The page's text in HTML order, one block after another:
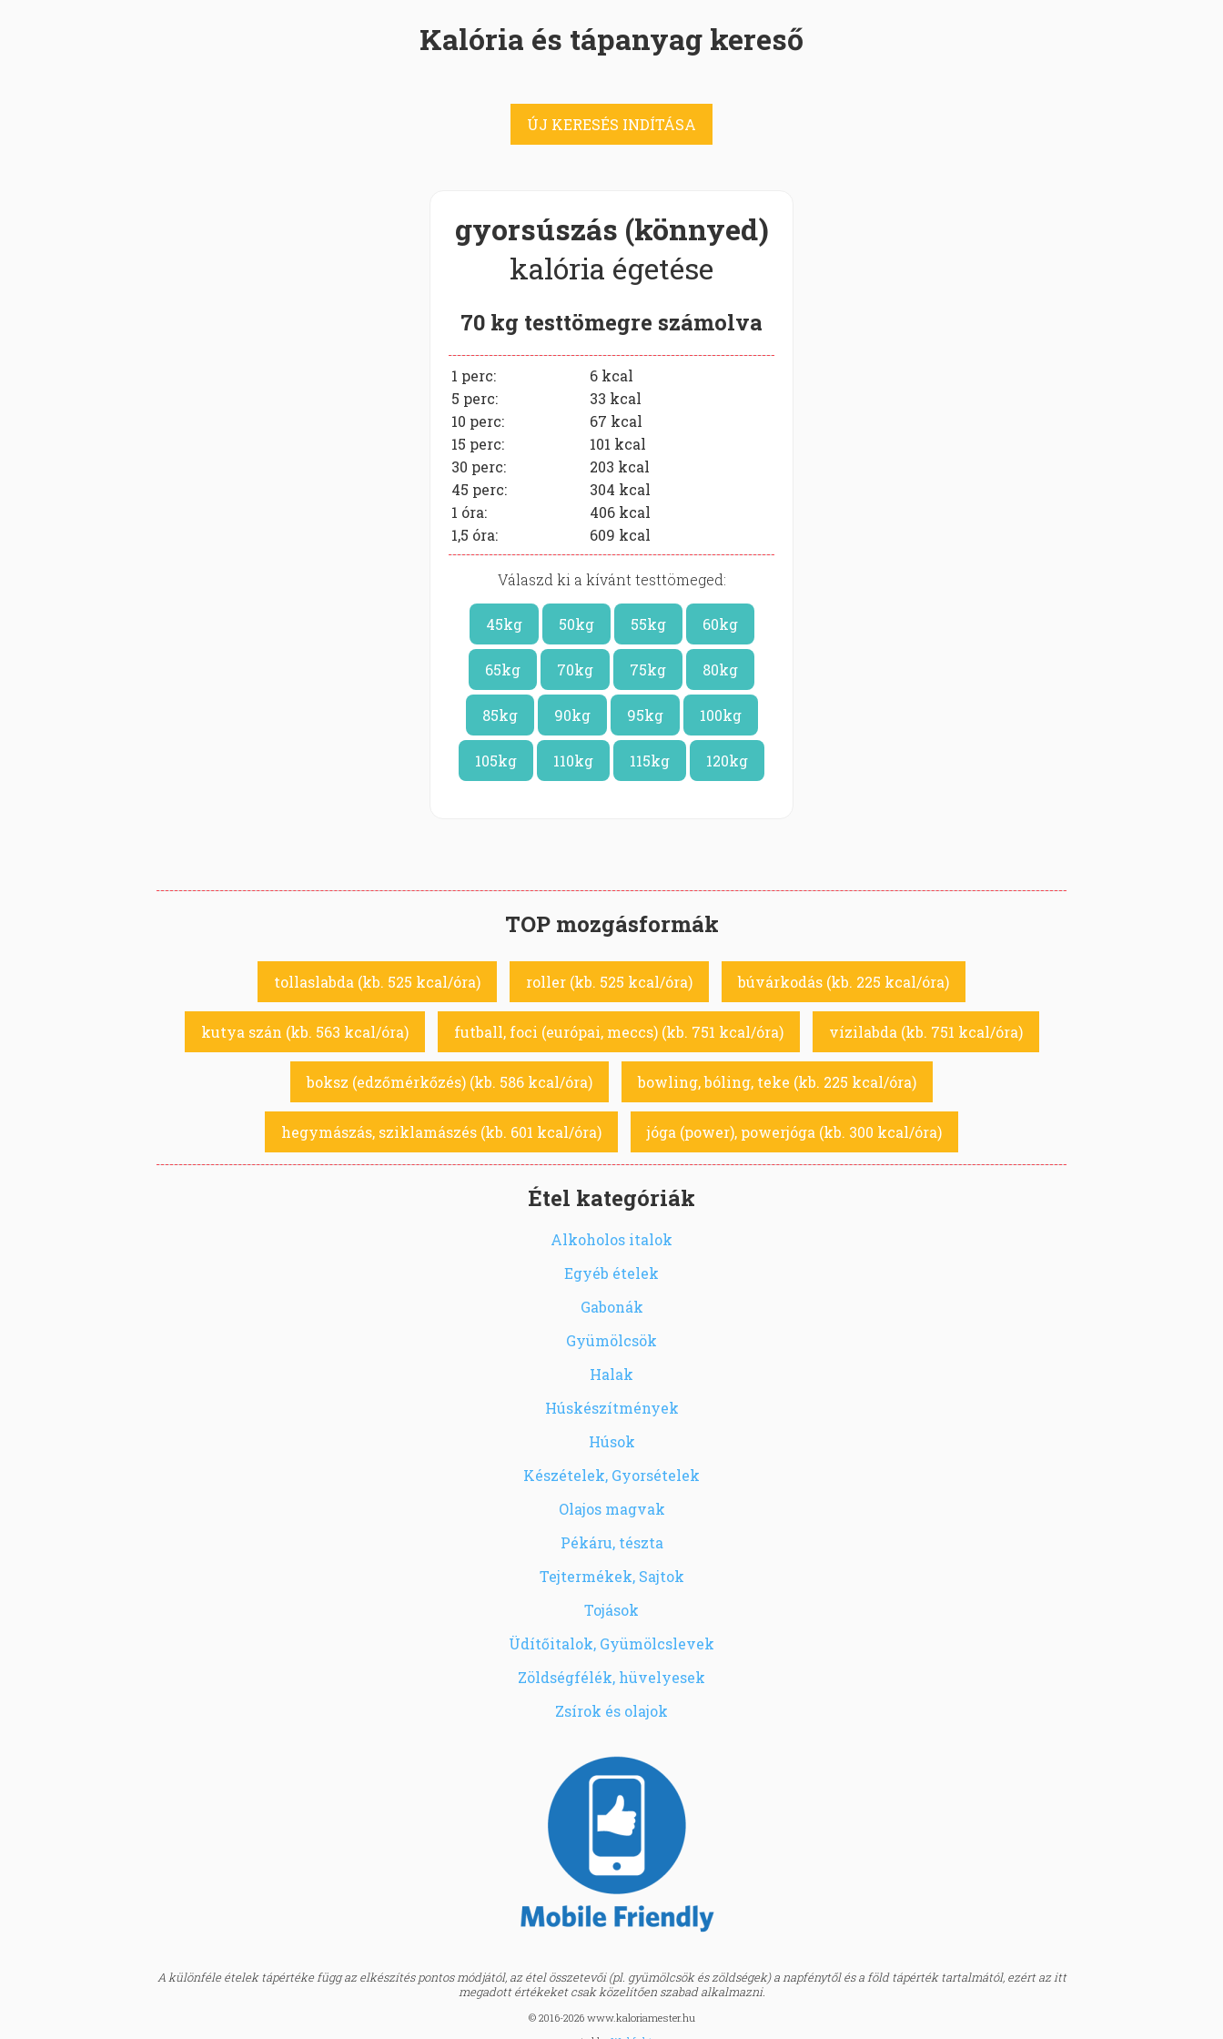
Kalória és tápanyag kereső
ÚJ KERESÉS INDÍTÁSA
gyorsúszás (könnyed)
kalória égetése
70 kg testtömegre számolva
1 perc: 6 kcal
5 perc:
33 kcal
10 perc:
67 kcal
15 perc:
101 kcal
30 perc:
203 kcal
45 perc:
304 kcal
1 óra:
406 kcal
1,5 óra:
609 kcal
Válaszd ki a kívánt testtömeged:
45kg 50kg 55kg 60kg
65kg 70kg 75kg 80kg
85kg 90kg 95kg 100kg
105kg 110kg 115kg 120kg
TOP mozgásformák
tollaslabda (kb. 525 kcal/óra) roller (kb. 525 kcal/óra) búvárkodás (kb. 225 kcal/óra)
kutya szán (kb. 563 kcal/óra) futball, foci (európai, meccs) (kb. 751 kcal/óra) vízilabda (kb. 751 kcal/óra)
boksz (edzőmérkőzés) (kb. 586 kcal/óra) bowling, bóling, teke (kb. 225 kcal/óra)
hegymászás, sziklamászés (kb. 601 kcal/óra) jóga (power), powerjóga (kb. 300 kcal/óra)
Étel kategóriák
Alkoholos italok
Egyéb ételek
Gabonák
Gyümölcsök
Halak
Húskészítmények
Húsok
Készételek, Gyorsételek
Olajos magvak
Pékáru, tészta
Tejtermékek, Sajtok
Tojások
Üdítőitalok, Gyümölcslevek
Zöldségfélék, hüvelyesek
Zsírok és olajok
A különféle ételek tápértéke függ az elkészítés pontos módjától, az étel összetevői (pl. gyümölcsök és zöldségek) a napfénytől és a föld tápérték tartalmától, ezért az itt
megadott értékeket csak közelítően szabad alkalmazni.
© 2016-2026 www.kaloriamester.hu